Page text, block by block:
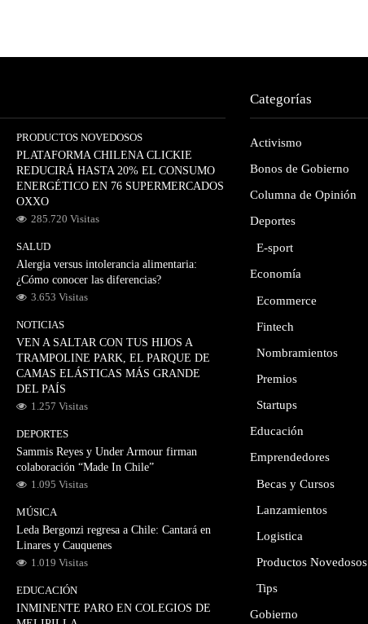
PRODUCTOS NOVEDOSOS
PLATAFORMA CHILENA CLICKIE
REDUCIRÁ HASTA 20% EL CONSUMO
ENERGÉTICO EN 76 SUPERMERCADOS
OXXO
285.720 Visitas
SALUD
Alergia versus intolerancia alimentaria:
¿Cómo conocer las diferencias?
3.653 Visitas
NOTICIAS
VEN A SALTAR CON TUS HIJOS A
TRAMPOLINE PARK, EL PARQUE DE
CAMAS ELÁSTICAS MÁS GRANDE
DEL PAÍS
1.257 Visitas
DEPORTES
Sammis Reyes y Under Armour firman
colaboración “Made In Chile”
1.095 Visitas
MÚSICA
Leda Bergonzi regresa a Chile: Cantará en
Linares y Cauquenes
1.019 Visitas
EDUCACIÓN
INMINENTE PARO EN COLEGIOS DE
Categorías
Activismo
Bonos de Gobierno
Columna de Opinión
Deportes
E-sport
Economía
Ecommerce
Fintech
Nombramientos
Premios
Startups
Educación
Emprendedores
Becas y Cursos
Lanzamientos
Logistica
Productos Novedosos
Tips
Gobierno